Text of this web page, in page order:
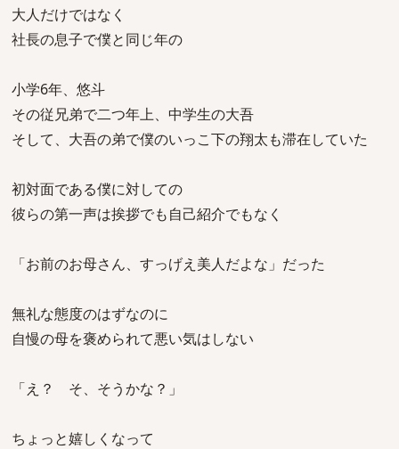
大人だけではなく
社長の息子で僕と同じ年の
小学6年、悠斗
その従兄弟で二つ年上、中学生の大吾
そして、大吾の弟で僕のいっこ下の翔太も滞在していた
初対面である僕に対しての
彼らの第一声は挨拶でも自己紹介でもなく
「お前のお母さん、すっげえ美人だよな」だった
無礼な態度のはずなのに
自慢の母を褒められて悪い気はしない
「え？ そ、そうかな？」
ちょっと嬉しくなって